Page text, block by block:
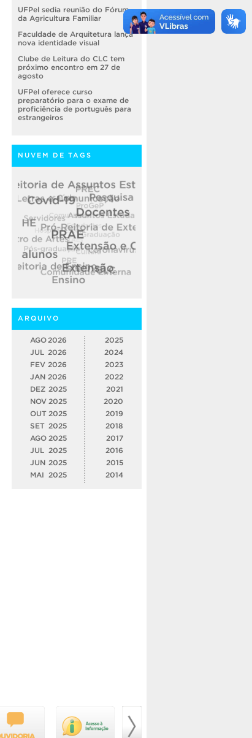
UFPel sedia reunião do Fórum
da Agricultura Familiar
Faculdade de Arquitetura lança
nova identidade visual
Clube de Leitura do CLC tem
próximo encontro em 27 de
agosto
UFPel oferece curso
preparatório para o exame de
proficiência de português para
estrangeiros
NUVEM DE TAGS
ARQUIVO
AGO 2026
JUL 2026
FEV 2026
JAN 2026
DEZ 2025
NOV 2025
OUT 2025
SET 2025
AGO 2025
JUL
2025
JUN 2025
MAI
2025
2025
2024
2023
2022
2021
2020
2019
2018
2017
2016
2015
2014